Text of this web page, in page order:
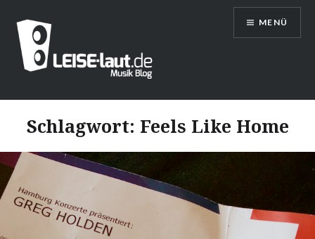
zum
Inhalt
LEISE/laut – Musik Blog
MENÜ
Schlagwort: Feels Like Home